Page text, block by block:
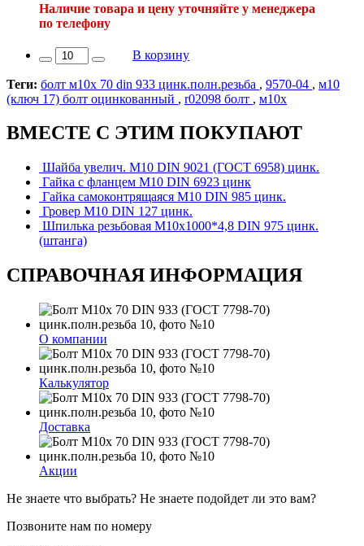
Наличие товара и цену уточняйте у менеджера
по телефону
В корзину
Теги: болт м10х 70 din 933 цинк.полн.резьба , 9570-04 , м10
(ключ 17) болт оцинкованный , r02098 болт , м10х
ВМЕСТЕ С ЭТИМ ПОКУПАЮТ
Шайба увелич. М10 DIN 9021 (ГОСТ 6958) цинк.
Гайка с фланцем М10 DIN 6923 цинк
Гайка самоконтрящаяся М10 DIN 985 цинк.
Гровер М10 DIN 127 цинк.
Шпилька резьбовая М10х1000*4,8 DIN 975 цинк.
(штанга)
СПРАВОЧНАЯ ИНФОРМАЦИЯ
О компании
Калькулятор
Доставка
Акции
Не знаете что выбрать? Не знаете подойдет ли это вам?
Позвоните нам по номеру